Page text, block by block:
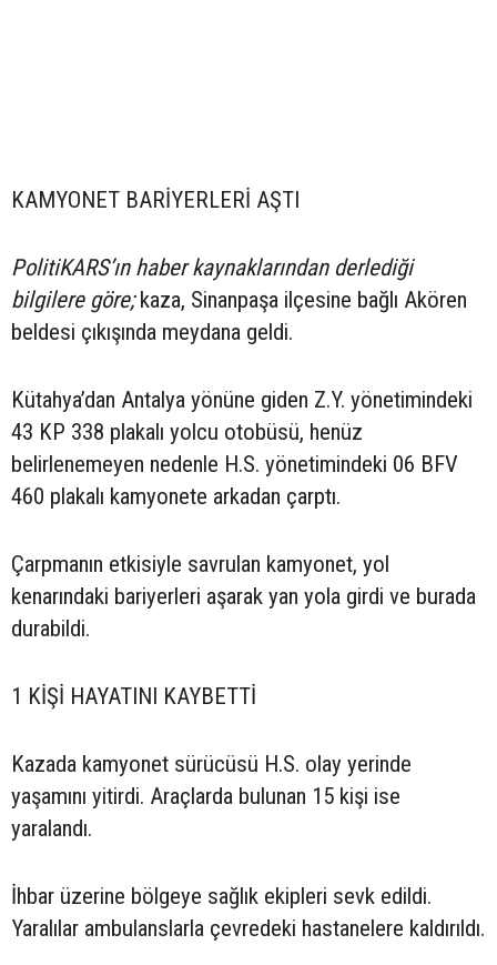
KAMYONET BARİYERLERİ AŞTI
PolitiKARS’ın haber kaynaklarından derlediği
bilgilere göre;kaza, Sinanpaşa ilçesine bağlı Akören
beldesi çıkışında meydana geldi.
Kütahya’dan Antalya yönüne giden Z.Y. yönetimindeki
43 KP 338 plakalı yolcu otobüsü, henüz
belirlenemeyen nedenle H.S. yönetimindeki 06 BFV
460 plakalı kamyonete arkadan çarptı.
Çarpmanın etkisiyle savrulan kamyonet, yol
kenarındaki bariyerleri aşarak yan yola girdi ve burada
durabildi.
1 KİŞİ HAYATINI KAYBETTİ
Kazada kamyonet sürücüsü H.S. olay yerinde
yaşamını yitirdi. Araçlarda bulunan 15 kişi ise
yaralandı.
İhbar üzerine bölgeye sağlık ekipleri sevk edildi.
Yaralılar ambulanslarla çevredeki hastanelere kaldırıldı.